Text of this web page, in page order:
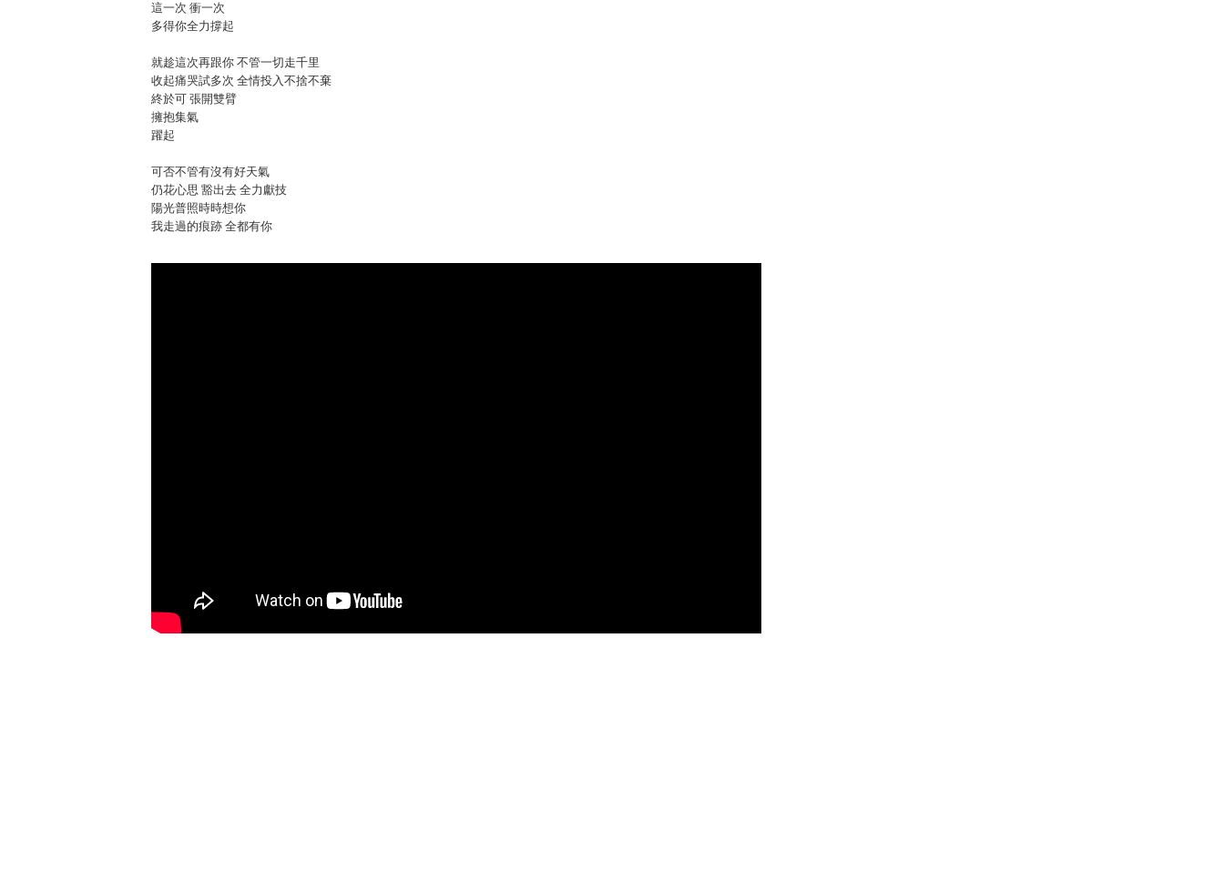
這一次 衝一次
多得你全力撐起
就趁這次再跟你 不管一切走千里
收起痛哭試多次 全情投入不捨不棄
終於可 張開雙臂
擁抱集氣
躍起
可否不管有沒有好天氣
仍花心思 豁出去 全力獻技
陽光普照時時想你
我走過的痕跡 全都有你